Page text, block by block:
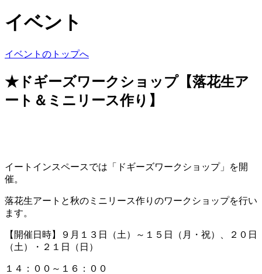
イベント
イベントのトップへ
★ドギーズワークショップ【落花生ア
ート＆ミニリース作り】
イートインスペースでは「ドギーズワークショップ」を開
催。
落花生アートと秋のミニリース作りのワークショップを行い
ます。
【開催日時】９月１３日（土）～１５日（月・祝）、２０日
（土）・２１日（日）
１４：００～１６：００